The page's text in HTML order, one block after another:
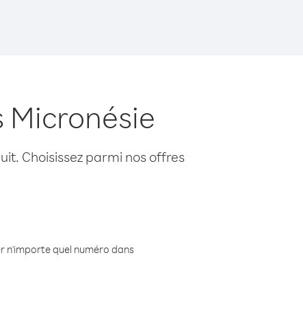
Choisissez parmi nos offres
n'importe quel numéro dans